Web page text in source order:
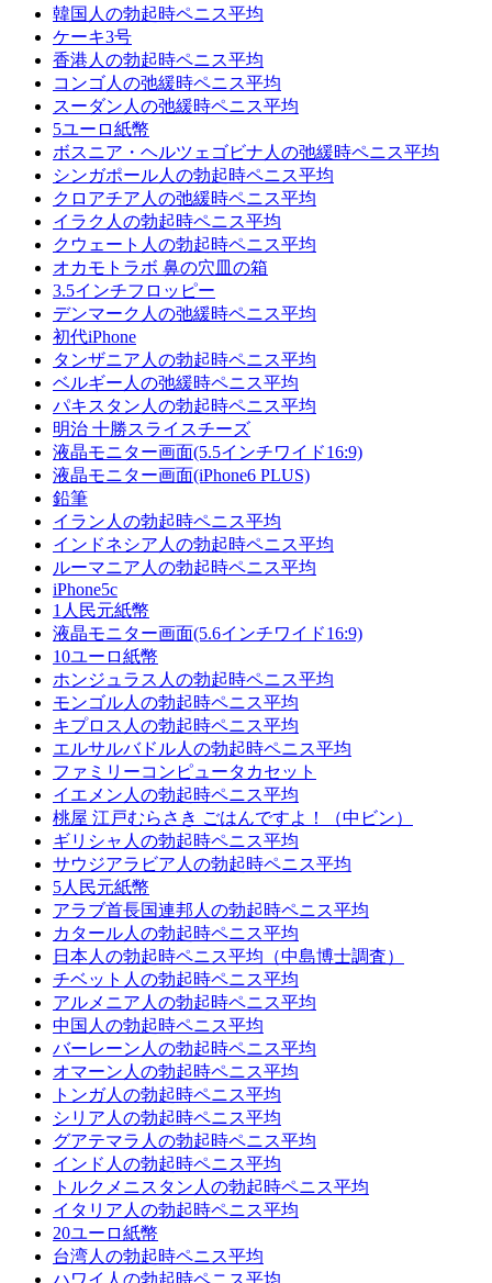
韓国人の勃起時ペニス平均
ケーキ3号
香港人の勃起時ペニス平均
コンゴ人の弛緩時ペニス平均
スーダン人の弛緩時ペニス平均
5ユーロ紙幣
ボスニア・ヘルツェゴビナ人の弛緩時ペニス平均
シンガポール人の勃起時ペニス平均
クロアチア人の弛緩時ペニス平均
イラク人の勃起時ペニス平均
クウェート人の勃起時ペニス平均
オカモトラボ 鼻の穴皿の箱
3.5インチフロッピー
デンマーク人の弛緩時ペニス平均
初代iPhone
タンザニア人の勃起時ペニス平均
ベルギー人の弛緩時ペニス平均
パキスタン人の勃起時ペニス平均
明治 十勝スライスチーズ
液晶モニター画面(5.5インチワイド16:9)
液晶モニター画面(iPhone6 PLUS)
鉛筆
イラン人の勃起時ペニス平均
インドネシア人の勃起時ペニス平均
ルーマニア人の勃起時ペニス平均
iPhone5c
1人民元紙幣
液晶モニター画面(5.6インチワイド16:9)
10ユーロ紙幣
ホンジュラス人の勃起時ペニス平均
モンゴル人の勃起時ペニス平均
キプロス人の勃起時ペニス平均
エルサルバドル人の勃起時ペニス平均
ファミリーコンピュータカセット
イエメン人の勃起時ペニス平均
桃屋 江戸むらさき ごはんですよ！（中ビン）
ギリシャ人の勃起時ペニス平均
サウジアラビア人の勃起時ペニス平均
5人民元紙幣
アラブ首長国連邦人の勃起時ペニス平均
カタール人の勃起時ペニス平均
日本人の勃起時ペニス平均（中島博士調査）
チベット人の勃起時ペニス平均
アルメニア人の勃起時ペニス平均
中国人の勃起時ペニス平均
バーレーン人の勃起時ペニス平均
オマーン人の勃起時ペニス平均
トンガ人の勃起時ペニス平均
シリア人の勃起時ペニス平均
グアテマラ人の勃起時ペニス平均
インド人の勃起時ペニス平均
トルクメニスタン人の勃起時ペニス平均
イタリア人の勃起時ペニス平均
20ユーロ紙幣
台湾人の勃起時ペニス平均
ハワイ人の勃起時ペニス平均